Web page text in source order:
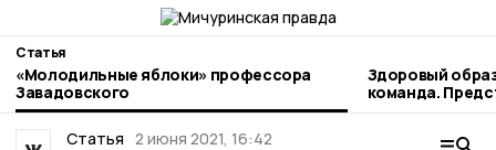
Статья
«Молодильные яблоки» профессора
Завадовского
Здоровый
команда.
наукограда
Статья 2 июня 2021, 16:42